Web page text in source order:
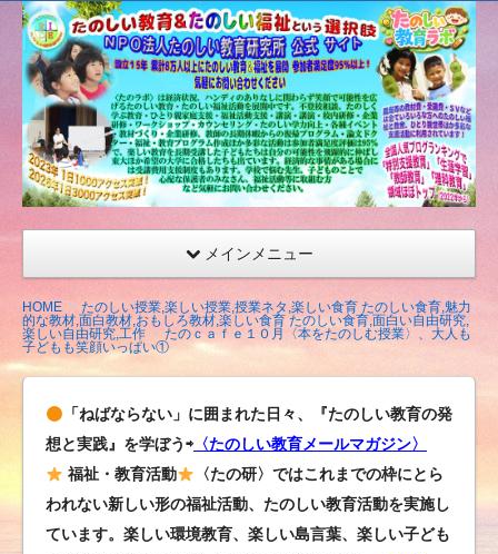
たの
しい
教育
研究
所
（沖
縄）
公式
ト
メインメニュー
HOME
たのしい授業,楽しい授業,授業ネタ,楽しい食育 たのしい食育,魅力
的な教材,面白教材,おもしろ教材,楽しい食育 たのしい食育,面白い自由研究,
楽しい自由研究,工作
たのｃａｆｅ１０月〈本をたのしむ授業〉、大人も
子どもも笑顔いっぱい①
「ねばならない」に囲まれた日々、『たのしい教育の発
想と実践』を学ぼう⇨ 〈たのしい教育メールマガジン〉
福祉・教育活動
〈たの研〉ではこれまでの枠にとら
われない新しい形の福祉活動、たのしい教育活動を実施し
ています。楽しい環境教育、楽しい島言葉、楽しい子ども